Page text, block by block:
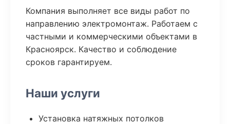
Компания выполняет все виды работ по
направлению электромонтаж. Работаем с
частными и коммерческими объектами в
Красноярск. Качество и соблюдение
сроков гарантируем.
Наши услуги
Установка натяжных потолков